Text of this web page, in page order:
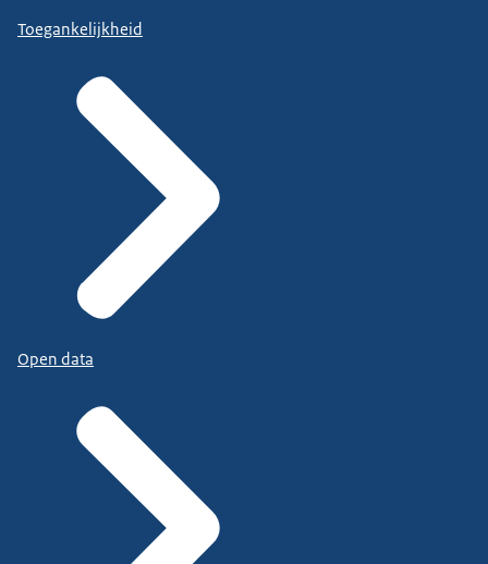
Toegankelijkheid
Open data